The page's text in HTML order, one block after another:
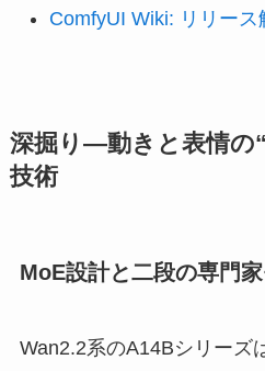
ComfyUI Wiki: リリース
深掘り—動きと表情の
技術
MoE設計と二段の専門
Wan2.2系のA14Bシリーズ